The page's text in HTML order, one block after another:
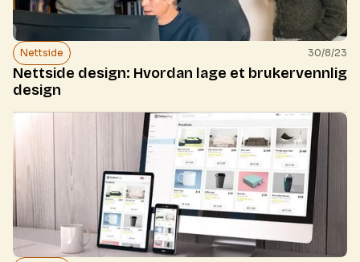
Nettside 30/8/23
Nettside design: Hvordan lage et brukervennlig
design